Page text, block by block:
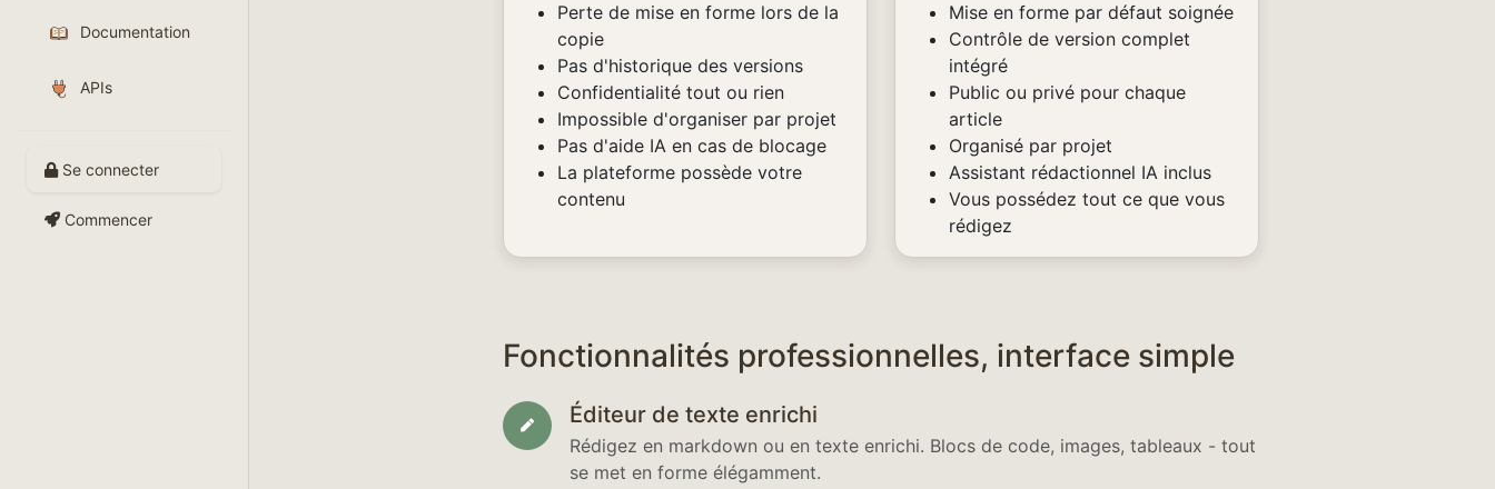
Documentation
APIs
Se connecter
Commencer
Perte de mise en forme lors de la
copie
Pas d'historique des versions
Confidentialité tout ou rien
Impossible d'organiser par projet
Pas d'aide IA en cas de blocage
La plateforme possède votre
contenu
Mise en forme par défaut soignée
Contrôle de version complet
intégré
Public ou privé pour chaque
article
Organisé par projet
Assistant rédactionnel IA inclus
Vous possédez tout ce que vous
rédigez
Fonctionnalités professionnelles, interface simple
Éditeur de texte enrichi
Rédigez en markdown ou en texte enrichi. Blocs de code, images, tableaux - tout
se met en forme élégamment.